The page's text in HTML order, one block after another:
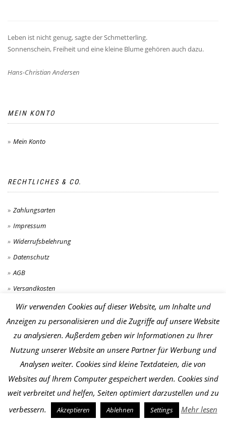
Leben ist nicht genug, sagte der Schmetterling.
Sonnenschein, Freiheit und eine kleine Blume gehören auch dazu.
Hans-Christian Andersen
MEIN KONTO
Mein Konto
RECHTLICHES & CO.
Zahlungsarten
Impressum
Widerrufsbelehrung
Datenschutz
AGB
Versandkosten
Impressum
Wir verwenden Cookies auf dieser Website, um Inhalte und
Anzeigen zu personalisieren und die Zugriffe auf unsere Website
zu analysieren. Außerdem geben wir Informationen zu Ihrer
Nutzung unserer Website an unsere Partner für Werbung und
Analysen weiter. Cookies sind kleine Textdateien, die von
Websites auf Ihrem Computer gespeichert werden. Cookies sind
weit verbreitet und helfen, Seiten optimiert darzustellen und zu
verbessern.
Akzeptieren Ablehnen Settings Mehr lesen